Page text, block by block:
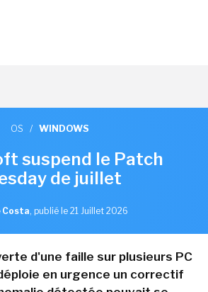
OS / WINDOWS
suspend le Patch
de juillet
Costa, publié le 21 Juillet 2026
d'une faille sur plusieurs PC
en urgence un correctif